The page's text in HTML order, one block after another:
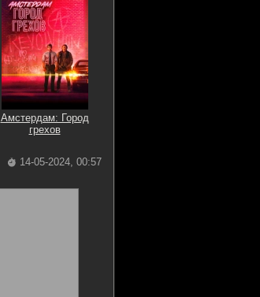
Амстердам: Город
грехов
14-05-2024, 00:57